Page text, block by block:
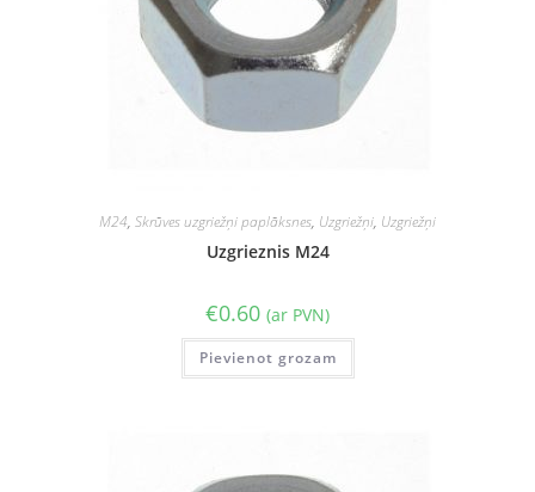
M24, Skrūves uzgriežņi paplāksnes, Uzgriežņi, Uzgriežņi
Uzgrieznis M24
€0.60 (ar PVN)
Pievienot grozam